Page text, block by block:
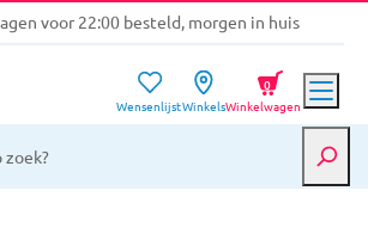
voor 22:00 besteld, morgen in huis
Gratis verzending vanaf €39,-
voor 22:00 besteld, morgen in huis
WensenlijstWinkelsWinkelwagen
0